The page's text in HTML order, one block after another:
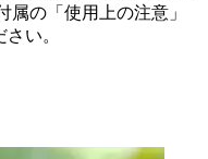
の「使用上の注意」
い。